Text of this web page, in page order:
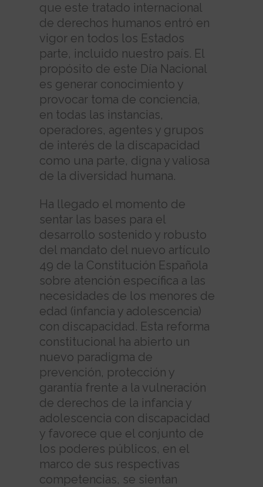
que este tratado internacional
de derechos humanos entró en
vigor en todos los Estados
parte, incluido nuestro país. El
propósito de este Día Nacional
es generar conocimiento y
provocar toma de conciencia,
en todas las instancias,
operadores, agentes y grupos
de interés de la discapacidad
como una parte, digna y valiosa
de la diversidad humana.
Ha llegado el momento de
sentar las bases para el
desarrollo sostenido y robusto
del mandato del nuevo artículo
49 de la Constitución Española
sobre atención específica a las
necesidades de los menores de
edad (infancia y adolescencia)
con discapacidad. Esta reforma
constitucional ha abierto un
nuevo paradigma de
prevención, protección y
garantía frente a la vulneración
de derechos de la infancia y
adolescencia con discapacidad
y favorece que el conjunto de
los poderes públicos, en el
marco de sus respectivas
competencias, se sientan